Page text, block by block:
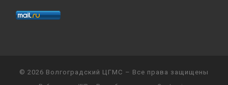
© 2026 Волгоградский ЦГМС – Все права защищены